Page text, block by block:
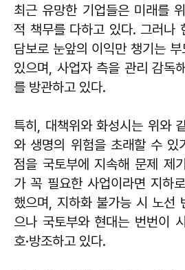
최근 유망한 기업들은 미래를
적 책무를 다하고 있다. 그러나
담보로 눈앞의 이익만 챙기는
있으며, 사업자 측을 관리 감독
를 방관하고 있다.
특히, 대책위와 화성시는 위와
와 생명의 위험을 초래할 수 있
점을 국토부에 지속해 문제 제
가 꼭 필요한 사업이라면 지하
했으며, 지하화 불가능 시 노선
으나 국토부와 현대는 번번이
호·방조하고 있다.